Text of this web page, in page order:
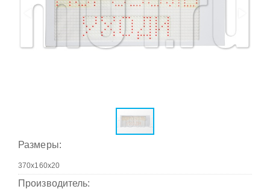
Размеры:
Производитель: